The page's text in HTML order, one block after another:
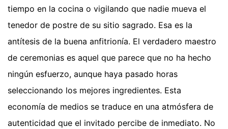
tiempo en la cocina o vigilando que nadie mueva el
tenedor de postre de su sitio sagrado. Esa es la
antítesis de la buena anfitrionía. El verdadero maestro
de ceremonias es aquel que parece que no ha hecho
ningún esfuerzo, aunque haya pasado horas
seleccionando los mejores ingredientes. Esta
economía de medios se traduce en una atmósfera de
autenticidad que el invitado percibe de inmediato. No